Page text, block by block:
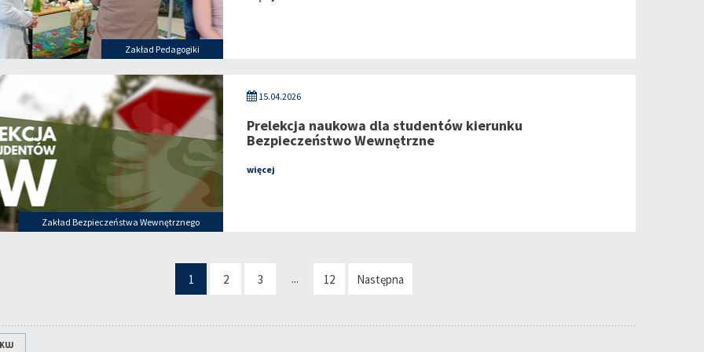
Zakład Pedagogiki
Zakład Bezpieczeństwa Wewnętrznego
15.04.2026
Prelekcja naukowa dla studentów kierunku
Bezpieczeństwo Wewnętrzne
więcej
1 2 3 ... 12 Następna